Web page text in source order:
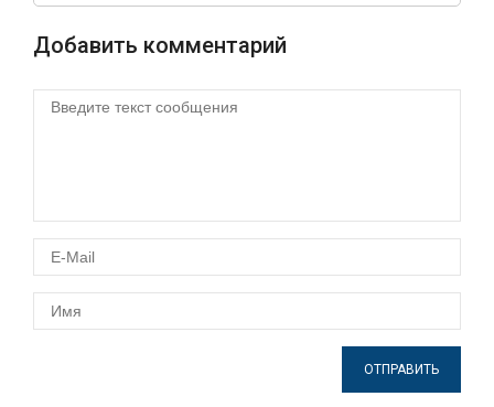
Добавить комментарий
ОТПРАВИТЬ